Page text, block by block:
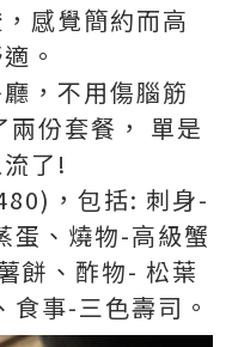
感覺簡約而高
。
，不用傷腦筋
份套餐， 單是
了!
，包括: 刺身-
蛋、燒物-高級蟹
餅、酢物- 松葉
事-三色壽司。